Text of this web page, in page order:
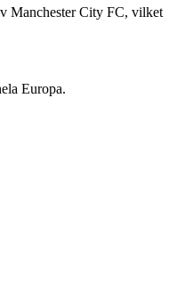
Manchester City FC, vilket
Europa.